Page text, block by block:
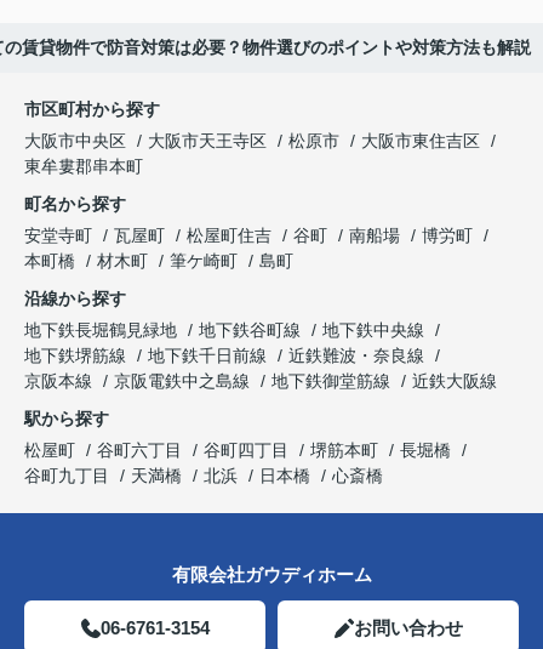
の賃貸物件で防音対策は必要？物件選びのポイントや対策方法も解説
市区町村から探す
大阪市中央区
大阪市天王寺区 松原市
大阪市東住吉区
東牟婁郡串本町
町名から探す
安堂寺町
瓦屋町 松屋町住吉 谷町 南船場
博労町
本町橋
材木町 筆ケ崎町
島町
沿線から探す
地下鉄長堀鶴見緑地
地下鉄谷町線
地下鉄中央線
地下鉄堺筋線
地下鉄千日前線
近鉄難波・奈良線
京阪本線
京阪電鉄中之島線 地下鉄御堂筋線
近鉄大阪線
駅から探す
松屋町
谷町六丁目 谷町四丁目 堺筋本町
長堀橋
谷町九丁目
天満橋 北浜 日本橋 心斎橋
有限会社ガウディホーム
06-6761-3154 お問い合わせ